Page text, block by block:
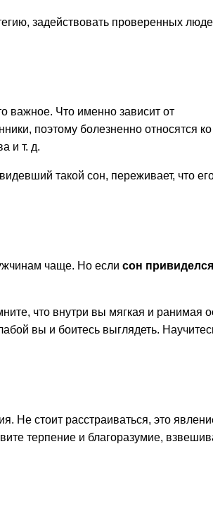
задействовать проверенных
важное. Что именно зависит от
поэтому болезненно относятся
и т. д.
такой сон, переживает, что
чаще. Но если сон
что внутри вы мягкая и
вы и боитесь выглядеть.
Не стоит расстраиваться, это
терпение и благоразумие,